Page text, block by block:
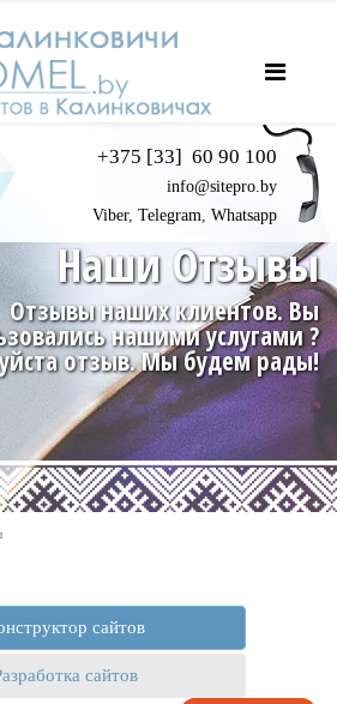
+375 [33] 60 90 100
info@sitepro.by
Viber, Telegram, Whatsapp
Наши Отзывы
Отзывы наших клиентов. Вы
нашими услугами ?
отзыв. Мы будем рады!
сайтов
сайтов